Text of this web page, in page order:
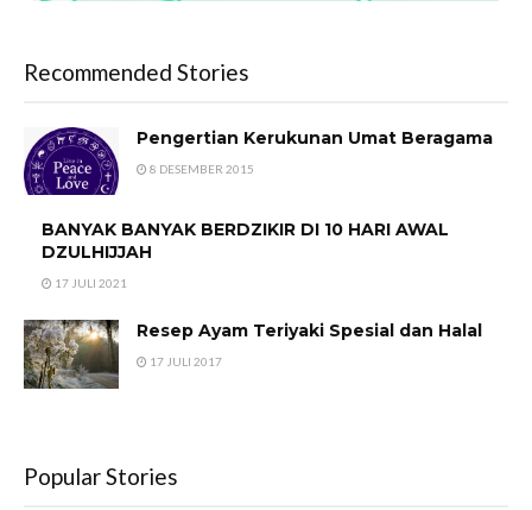
Recommended Stories
Pengertian Kerukunan Umat Beragama
8 DESEMBER 2015
BANYAK BANYAK BERDZIKIR DI 10 HARI AWAL
DZULHIJJAH
17 JULI 2021
Resep Ayam Teriyaki Spesial dan Halal
17 JULI 2017
Popular Stories